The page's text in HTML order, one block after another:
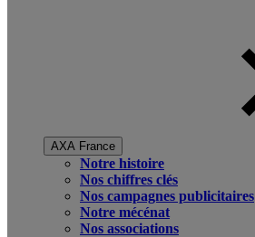
AXA France
Notre histoire
Nos chiffres clés
Nos campagnes publicitaires
Notre mécénat
Nos associations